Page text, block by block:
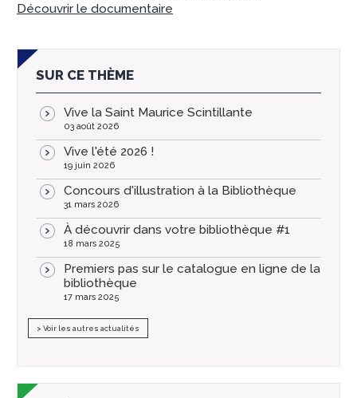
Découvrir le documentaire
SUR CE THÈME
Vive la Saint Maurice Scintillante
03 août 2026
Vive l'été 2026 !
19 juin 2026
Concours d'illustration à la Bibliothèque
31 mars 2026
À découvrir dans votre bibliothèque #1
18 mars 2025
Premiers pas sur le catalogue en ligne de la
bibliothèque
17 mars 2025
> Voir les autres actualités